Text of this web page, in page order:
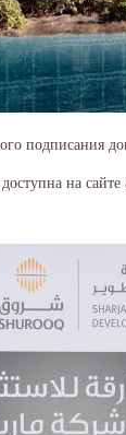
подписания
на сайте